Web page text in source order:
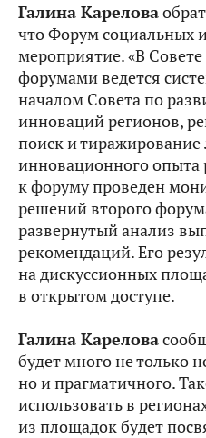
Галина Карелова
что Форум социальных
мероприятие. «В
форумами ведется
началом Совета по
инноваций регионов,
поиск и тиражирование
инновационного опыта
к форуму проведен
решений второго
развернутый анализ
рекомендаций. Его
на дискуссионных
в открытом доступе.
Галина Карелова
будет много не только
но и прагматичного.
использовать в
из площадок будет